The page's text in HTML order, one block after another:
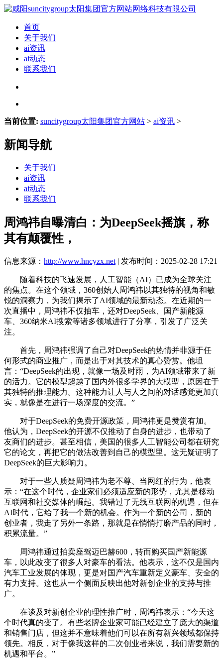
首页
关于我们
ai资讯
ai动态
联系我们
当前位置: suncitygroup太阳集团官方网站 > ai资讯 >
新闻导航
关于我们
ai资讯
ai动态
联系我们
周鸿祎自曝清白：为DeepSeek摇旗，称
其有颠覆性，
信息来源： http://www.hncyzx.net | 发布时间：2025-02-28 17:21
随着科技的飞速发展，人工智能（AI）已成为全球关注
的焦点。在这个领域，360创始人周鸿祎以其独特的视角和敏
锐的洞察力，为我们揭示了AI领域的最新动态。在近期的一
次直播中，周鸿祎不仅抽车，还对DeepSeek、国产新能源
车、360纳米AI搜索等诸多领域进行了分享，引发了广泛关
注。
首先，周鸿祎强调了自己对DeepSeek的热情并非源于任
何形式的商业推广，而是出于对其技术的真心赞赏。他坦
言：“DeepSeek的出现，就像一场及时雨，为AI领域带来了新
的活力。它的模型超越了国内外很多学界的大模型，原因在于
其独特的推理能力。这种能力让人与人之间的对话感觉更加真
实，就像是在进行一场深度的交流。”
对于DeepSeek的免费开源政策，周鸿祎更是赞赏有加。
他认为，DeepSeek的开源不仅推动了自身的进步，也带动了
友商们的进步。甚至相信，美国的很多人工智能公司都在研究
它的论文，再把它的做法改善到自己的模型里。这无疑证明了
DeepSeek的巨大影响力。
对于一些人质疑周鸿祎为老不尊、当网红的行为，他表
示：“在这个时代，企业家们必须适应新的形势，尤其是移动
互联网和社交媒体的崛起。我错过了无线互联网的机遇，但在
AI时代，它给了我一个新的机会。作为一个新的公司，新的
创业者，我走了另外一条路，那就是在悄悄打磨产品的同时，
积累流量。”
周鸿祎通过拍卖座驾迈巴赫600，转而购买国产新能源
车，以此改变了很多人对豪车的看法。他表示，这不仅是国内
汽车工业发展的体现，更是对国产汽车重新定义豪车、安全的
有力支持。这也从一个侧面反映出他对新创企业的支持与推
广。
在谈及对新创企业的理性推广时，周鸿祎表示：“今天这
个时代真的变了。有些老牌企业家可能已经建立了庞大的渠道
和销售门店，但这并不意味着他们可以在所有新兴领域都保持
领先。相反，对于像我这样的二次创业者来说，我们需要新的
机遇和平台。”